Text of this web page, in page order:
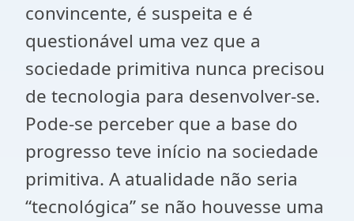
convincente, é suspeita e é
questionável uma vez que a
sociedade primitiva nunca precisou
de tecnologia para desenvolver-se.
Pode-se perceber que a base do
progresso teve início na sociedade
primitiva. A atualidade não seria
“tecnológica” se não houvesse uma